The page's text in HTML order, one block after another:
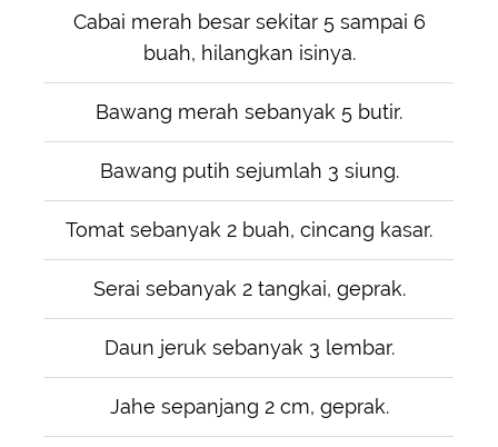
Cabai merah besar sekitar 5 sampai 6
buah, hilangkan isinya.
Bawang merah sebanyak 5 butir.
Bawang putih sejumlah 3 siung.
Tomat sebanyak 2 buah, cincang kasar.
Serai sebanyak 2 tangkai, geprak.
Daun jeruk sebanyak 3 lembar.
Jahe sepanjang 2 cm, geprak.